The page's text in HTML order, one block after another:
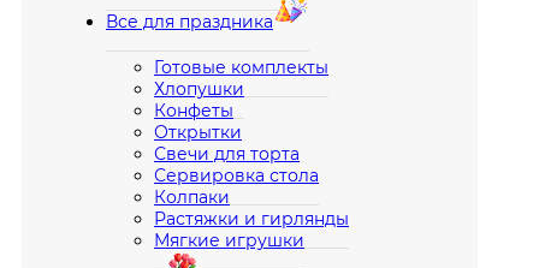
Все для праздника
Готовые комплекты
Хлопушки
Конфеты
Открытки
Свечи для торта
Сервировка стола
Колпаки
Растяжки и гирлянды
Мягкие игрушки